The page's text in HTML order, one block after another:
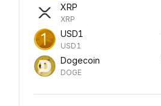
XRP
XRP
USD1
USD1
Dogecoin
DOGE